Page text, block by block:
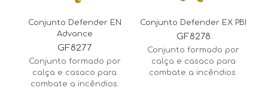
Conjunto Defender EN
Advance
GF8277
Conjunto formado por
calça e casaco para
combate a incêndios.
Conjunto Defender EX PBI
GF8278
Conjunto formado por
calça e casaco para
combate a incêndios.